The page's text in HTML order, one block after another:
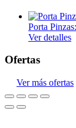
Porta
Ver detalles
Ofertas
Ver más ofertas